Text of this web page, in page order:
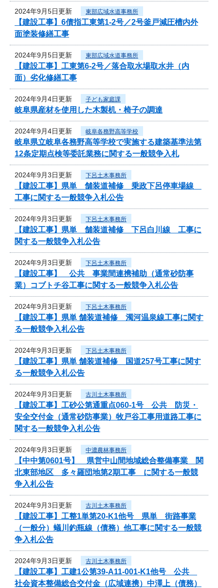
2024年9月5日更新 東部広域水道事務所
【建設工事】6債指工東第1-2号／2号釜戸減圧槽内外
面塗装修繕工事
2024年9月5日更新 東部広域水道事務所
【建設工事】工東第6-2号／落合取水場取水井（内
面）劣化修繕工事
2024年9月4日更新 子ども家庭課
岐阜県産材を使用した木製机・椅子の調達
2024年9月4日更新 岐阜各務野高等学校
岐阜県立岐阜各務野高等学校で実施する建築基準法第
12条定期点検等委託業務に関する一般競争入札
2024年9月3日更新 下呂土木事務所
【建設工事】県単 舗装道補修 乗政下呂停車場線
工事に関する一般競争入札公告
2024年9月3日更新 下呂土木事務所
【建設工事】県単 舗装道補修 下呂白川線 工事に
関する一般競争入札公告
2024年9月3日更新 下呂土木事務所
【建設工事】 公共 事業間連携補助（通常砂防事
業）コブトチ谷工事に関する一般競争入札公告
2024年9月3日更新 下呂土木事務所
【建設工事】県単 舗装道補修 濁河温泉線工事に関す
る一般競争入札公告
2024年9月3日更新 下呂土木事務所
【建設工事】県単 舗装道補修 国道257号工事に関す
る一般競争入札公告
2024年9月3日更新 古川土木事務所
【建設工事】工砂公第通重点060-1号 公共 防災・
安全交付金（通常砂防事業）牧戸谷工事用道路工事に
関する一般競争入札公告
2024年9月3日更新 中濃農林事務所
【中中第0601号】 県営中山間地域総合整備事業 関
北東部地区 多々羅団地第2期工事 に関する一般競
争入札公告
2024年9月3日更新 古川土木事務所
【建設工事】工整1単第20-K1他号 県単 街路事業
（一般分）蟻川釣瓶線（債務）他工事に関する一般競
争入札公告
2024年9月3日更新 古川土木事務所
【建設工事】工建1公第39-A11-001-K1他号 公共
社会資本整備総合交付金（広域連携）中澤上（債務）